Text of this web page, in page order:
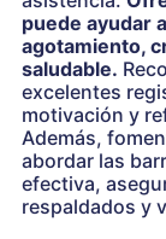
puede ayudar
agotamiento,
saludable.
excelentes
motivación y
Además,
abordar las
efectiva,
respaldados y